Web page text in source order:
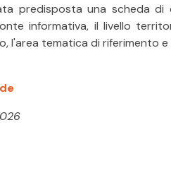
predisposta una scheda di
informativa, il livello
l'area tematica di riferimento